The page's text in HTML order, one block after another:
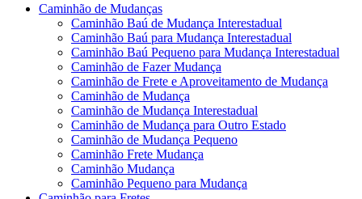
Caminhão de Mudanças
Caminhão Baú de Mudança Interestadual
Caminhão Baú para Mudança Interestadual
Caminhão Baú Pequeno para Mudança Interestadual
Caminhão de Fazer Mudança
Caminhão de Frete e Aproveitamento de Mudança
Caminhão de Mudança
Caminhão de Mudança Interestadual
Caminhão de Mudança para Outro Estado
Caminhão de Mudança Pequeno
Caminhão Frete Mudança
Caminhão Mudança
Caminhão Pequeno para Mudança